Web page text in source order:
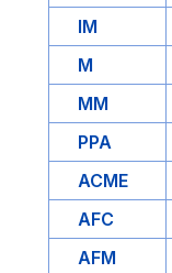
IM
M
MM
PPA
ACME
AFC
AFM